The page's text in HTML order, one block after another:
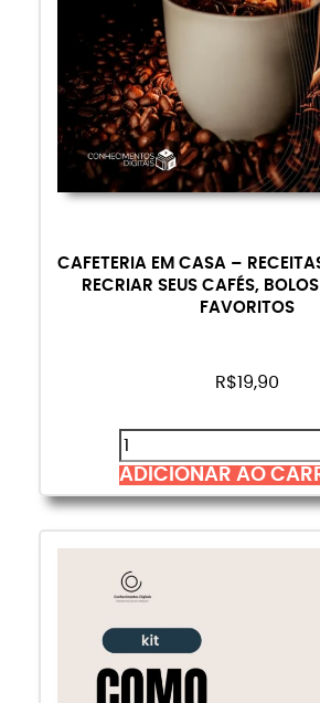
CAFETERIA EM CASA –
RECRIAR SEUS CAFÉS,
FAVORITOS
R$19,90
ADICIONAR AO